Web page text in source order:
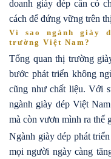
doanh giày dép cần có
cách để đứng vững trên
Vì sao ngành giày
trường Việt Nam?
Tổng quan thị trường
bước phát triển không
cũng như chất liệu. Với
ngành giày dép Việt
mà còn vươn mình ra thế
Ngành giày dép phát
mọi người ngày càng